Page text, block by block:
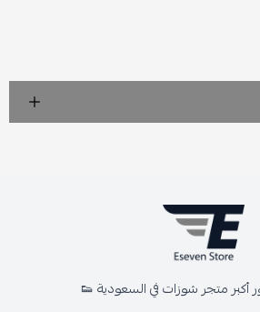
متجر شوزات في السعودية 👟